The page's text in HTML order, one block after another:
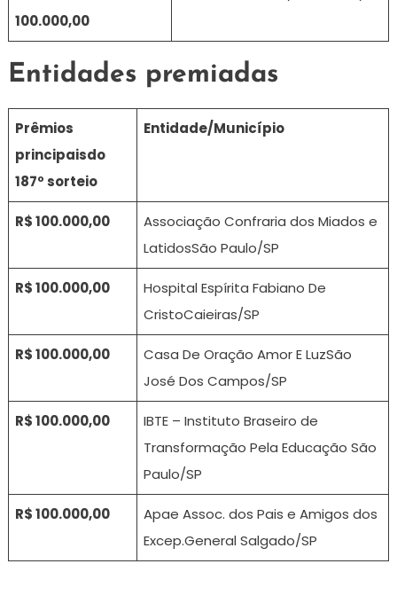
100.000,00
Entidades premiadas​
Prêmios
principaisdo
187º sorteio
Entidade/Município
R$ 100.000,00
Associação Confraria dos Miados e
LatidosSão Paulo/SP
R$ 100.000,00
Hospital Espírita Fabiano De
CristoCaieiras/SP
R$ 100.000,00
Casa De Oração Amor E LuzSão
José Dos Campos/SP
R$ 100.000,00
IBTE – Instituto Braseiro de
Transformação Pela Educação São
Paulo/SP
R$ 100.000,00
Apae Assoc. dos Pais e Amigos dos
Excep.General Salgado/SP